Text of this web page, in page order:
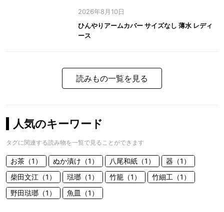
2026年8月10日
ひんやりアームカバー サイズなし 薄水 レディ
ース
読みもの一覧を見る
人気のキーワード
タグに関連する読み物を一覧で見ることができます
お茶（1） ぬか漬け（1） 八尾和紙（1）
器（1）
柴田文江（1）
琺瑯（1） 竹籠（1）
竹細工（1）
野田琺瑯（1）
魚皿（1）